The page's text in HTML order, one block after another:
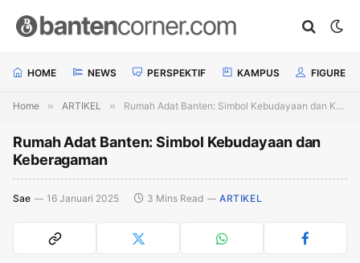
HOME NEWS PERSPEKTIF KAMPUS FIGURE
Home » ARTIKEL » Rumah Adat Banten: Simbol Kebudayaan dan Keberagaman
Rumah Adat Banten: Simbol Kebudayaan dan
Keberagaman
Sae 16 Januari 2025 3 Mins Read ARTIKEL